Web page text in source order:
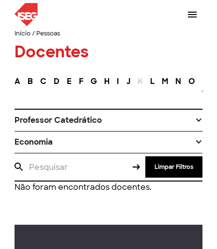
Início/ Pessoas
Docentes
A B C D E F G H I J K L M N O
Professor Catedrático
Economia
Limpar Filtros
Não foram encontrados docentes.